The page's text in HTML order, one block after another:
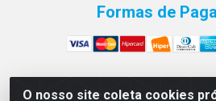
O nosso site coleta cookies
Formas de